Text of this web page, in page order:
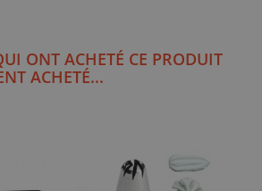
ONT ACHETÉ CE PRODUIT
ACHETÉ...